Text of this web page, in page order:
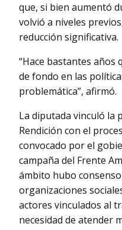
que, si bien aumentó
volvió a niveles
reducción significativa.
“Hace bastantes años
de fondo en las
problemática”, afirmó.
La diputada vinculó la
Rendición con el
convocado por el
campaña del Frente
ámbito hubo
organizaciones
actores vinculados al
necesidad de atender